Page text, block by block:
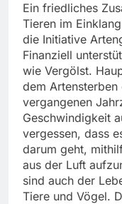
Ein friedliches
Tieren im
die Initiative
Finanziell
wie Vergölst.
dem
vergangenen
Geschwindigkeit
vergessen, dass
darum geht,
aus der Luft
sind auch der
Tiere und Vögel.